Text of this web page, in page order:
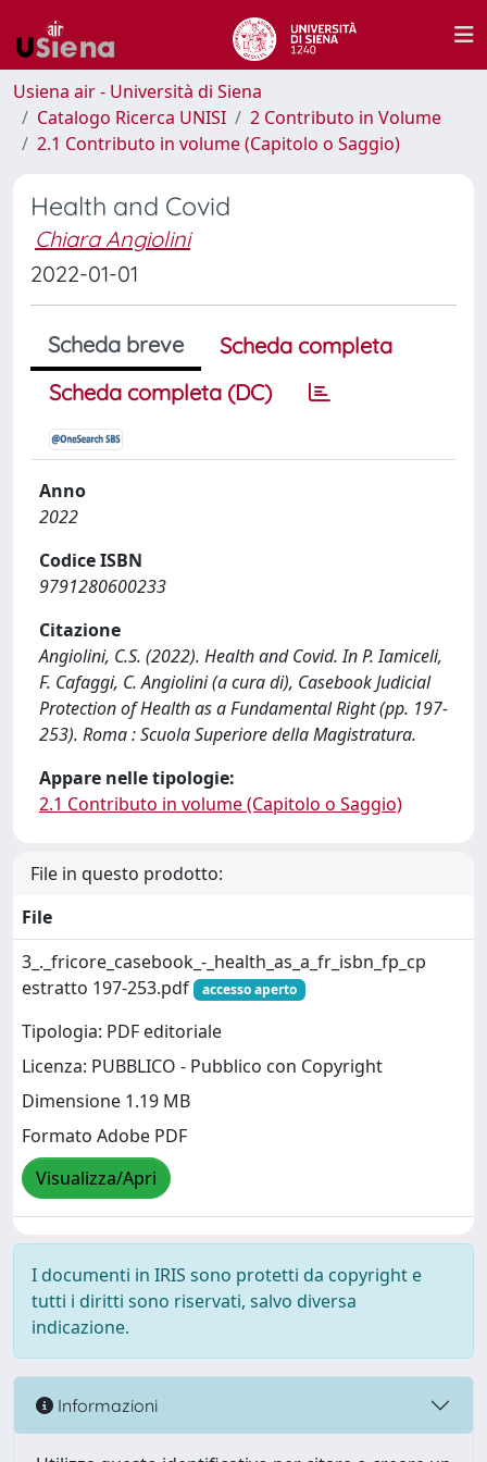
Usiena air - Università di Siena
Catalogo Ricerca UNISI
2 Contributo in Volume
2.1 Contributo in volume (Capitolo o Saggio)
Health and Covid
Chiara Angiolini
2022-01-01
Scheda breve
Scheda completa
Scheda completa (DC)
Anno
2022
Codice ISBN
9791280600233
Citazione
Angiolini, C.S. (2022). Health and Covid. In P. Iamiceli,
F. Cafaggi, C. Angiolini (a cura di), Casebook Judicial
Protection of Health as a Fundamental Right (pp. 197-
253). Roma : Scuola Superiore della Magistratura.
Appare nelle tipologie:
2.1 Contributo in volume (Capitolo o Saggio)
File in questo prodotto:
File
3_._fricore_casebook_-_health_as_a_fr_isbn_fp_cp
estratto 197-253.pdf
accesso aperto
Tipologia: PDF editoriale
Licenza: PUBBLICO - Pubblico con Copyright
Dimensione 1.19 MB
Formato Adobe PDF
Visualizza/Apri
I documenti in IRIS sono protetti da copyright e
tutti i diritti sono riservati, salvo diversa
indicazione.
Informazioni